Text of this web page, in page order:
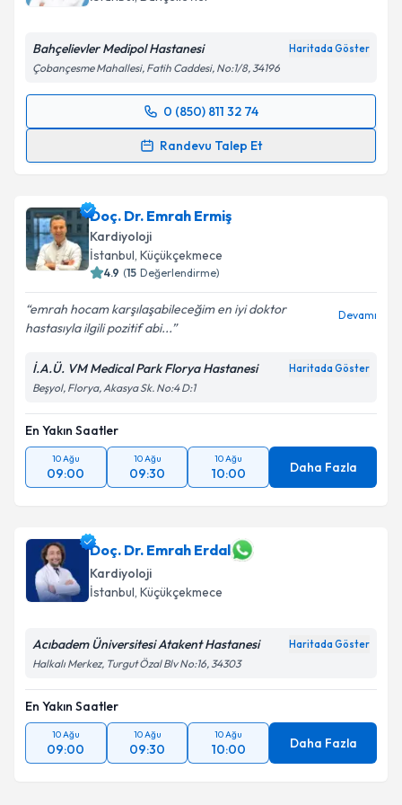
E-posta Adresiniz
Kişisel verilerimin işlenmesine ilişkinAydınlatma
'ni okudum ve kişisel verilerimin belirtilen
kapsamda işlenmesini kabul ediyorum.
Bahçelievler Medipol Hastanesi Haritada Göster
Çobançesme Mahallesi, Fatih Caddesi, No:1/8, 34196
0 (850) 811 32 74
Randevu Talep Et
Randevu Takvimi Talebi
takvim hazırlandığında e-posta ile bilgilendireceğiz.
E-posta Adresiniz
Kişisel verilerimin işlenmesine ilişkin
kapsamda işlenmesini kabul ediyorum.
Doç. Dr. Emrah Ermiş
Kardiyoloji
İstanbul, Küçükçekmece
4.9 (15 Değerlendirme)
emrah hocam karşılaşabileceğim en iyi doktor
hastasıyla ilgili pozitif abi...
Devamı
İ.A.Ü. VM Medical Park Florya Hastanesi Haritada Göster
Beşyol, Florya, Akasya Sk. No:4 D:1
En Yakın Saatler
10 Ağu
09:00
10 Ağu
09:30
10 Ağu
10:00 Daha Fazla
Doç. Dr. Emrah Erdal
Kardiyoloji
İstanbul, Küçükçekmece
Acıbadem Üniversitesi Atakent Hastanesi Haritada Göster
Halkalı Merkez, Turgut Özal Blv No:16, 34303
En Yakın Saatler
10 Ağu
09:00
10 Ağu
09:30
10 Ağu
10:00 Daha Fazla